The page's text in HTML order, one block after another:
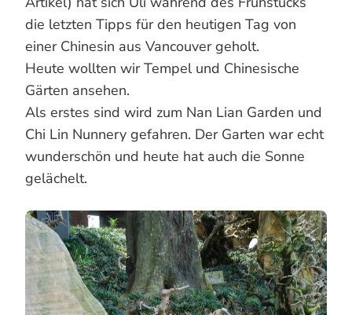
die letzten Tipps für den heutigen Tag von
einer Chinesin aus Vancouver geholt.
Heute wollten wir Tempel und Chinesische
Gärten ansehen.
Als erstes sind wird zum Nan Lian Garden und
Chi Lin Nunnery gefahren. Der Garten war echt
wunderschön und heute hat auch die Sonne
gelächelt.